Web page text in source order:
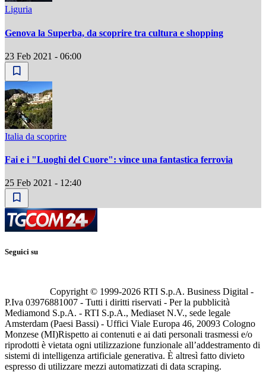
Liguria
Genova la Superba, da scoprire tra cultura e shopping
23 Feb 2021 - 06:00
Italia da scoprire
Fai e i "Luoghi del Cuore": vince una fantastica ferrovia
25 Feb 2021 - 12:40
Seguici su
Copyright © 1999-2026 RTI S.p.A. Business Digital -
P.Iva 03976881007 - Tutti i diritti riservati - Per la pubblicità
Mediamond S.p.A. - RTI S.p.A., Mediaset N.V., sede legale
Amsterdam (Paesi Bassi) - Uffici Viale Europa 46, 20093 Cologno
Monzese (MI)Rispetto ai contenuti e ai dati personali trasmessi e/o
riprodotti è vietata ogni utilizzazione funzionale all’addestramento di
sistemi di intelligenza artificiale generativa. È altresì fatto divieto
espresso di utilizzare mezzi automatizzati di data scraping.